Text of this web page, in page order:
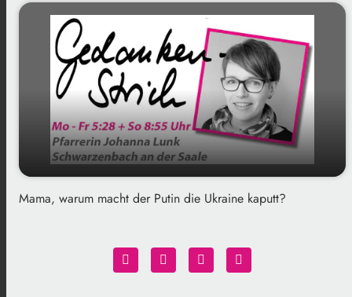
play_arrow Gedankenstrich am 22.04.2025
Mama, warum macht der Putin die Ukraine kaputt?